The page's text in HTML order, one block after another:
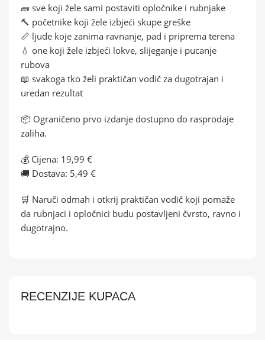
🧱 sve koji žele sami postaviti opločnike i rubnjake
🔨 početnike koji žele izbjeći skupe greške
📏 ljude koje zanima ravnanje, pad i priprema terena
💧 one koji žele izbjeći lokve, slijeganje i pucanje
rubova
📖 svakoga tko želi praktičan vodič za dugotrajan i
uredan rezultat
📦 Ograničeno prvo izdanje dostupno do rasprodaje
zaliha.
💰 Cijena: 19,99 €
🚚 Dostava: 5,49 €
🛒 Naruči odmah i otkrij praktičan vodič koji pomaže
da rubnjaci i opločnici budu postavljeni čvrsto, ravno i
dugotrajno.
RECENZIJE KUPACA